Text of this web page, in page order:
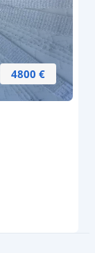
4800 €